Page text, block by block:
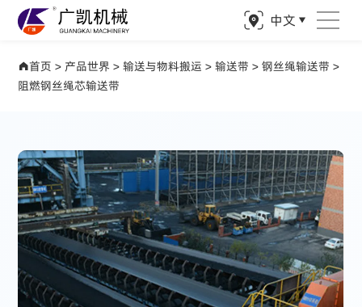
中文
产品世界 驱动矿业精准钻探
首页 >产品世界 >输送与物料搬运 >输送带 >钢丝绳输送带 >
阻燃钢丝绳芯输送带